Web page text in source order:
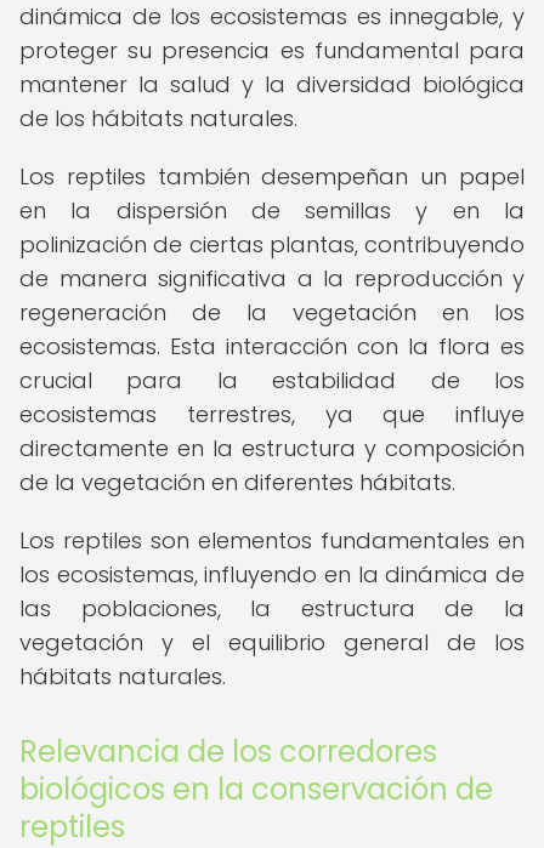
dinámica de los ecosistemas es innegable, y
proteger su presencia es fundamental para
mantener la salud y la diversidad biológica
de los hábitats naturales.
Los reptiles también desempeñan un papel
en la dispersión de semillas y en la
polinización de ciertas plantas, contribuyendo
de manera significativa a la reproducción y
regeneración de la vegetación en los
ecosistemas. Esta interacción con la flora es
crucial para la estabilidad de los
ecosistemas terrestres, ya que influye
directamente en la estructura y composición
de la vegetación en diferentes hábitats.
Los reptiles son elementos fundamentales en
los ecosistemas, influyendo en la dinámica de
las poblaciones, la estructura de la
vegetación y el equilibrio general de los
hábitats naturales.
Relevancia de los corredores
biológicos en la conservación de
reptiles